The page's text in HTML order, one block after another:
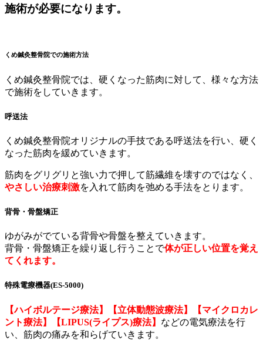
施術が必要になります。
くめ鍼灸整骨院での施術方法
くめ鍼灸整骨院では、硬くなった筋肉に対して、様々な方法
で施術をしていきます。
呼送法
くめ鍼灸整骨院オリジナルの手技である呼送法を行い、硬く
なった筋肉を緩めていきます。
筋肉をグリグリと強い力で押して筋繊維を壊すのではなく、
やさしい治療刺激を入れて筋肉を弛める手法をとります。
背骨・骨盤矯正
ゆがみがでている背骨や骨盤を整えていきます。
背骨・骨盤矯正を繰り返し行うことで体が正しい位置を覚え
てくれます。
特殊電療機器(ES-5000)
【ハイボルテージ療法】【立体動態波療法】【マイクロカレ
ント療法】【LIPUS(ライプス)療法】 などの電気療法を行
い、筋肉の痛みを和らげていきます。